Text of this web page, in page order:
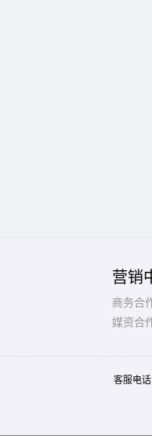
营销
商务合
媒资合
客服电